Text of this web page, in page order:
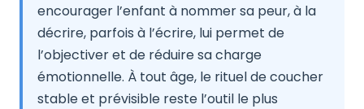
encourager l’enfant à nommer sa peur, à la
décrire, parfois à l’écrire, lui permet de
l’objectiver et de réduire sa charge
émotionnelle. À tout âge, le rituel de coucher
stable et prévisible reste l’outil le plus